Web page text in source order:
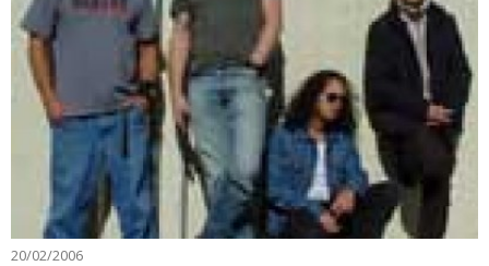
20/02/2006